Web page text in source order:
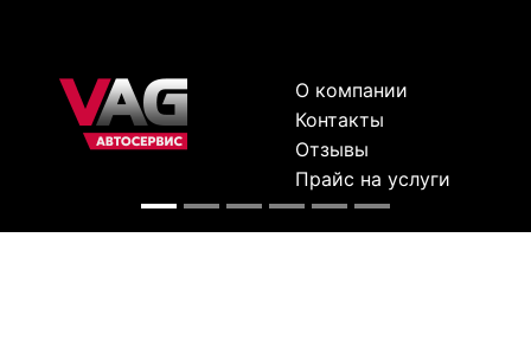
О компании
Контакты
Отзывы
Прайс на услуги